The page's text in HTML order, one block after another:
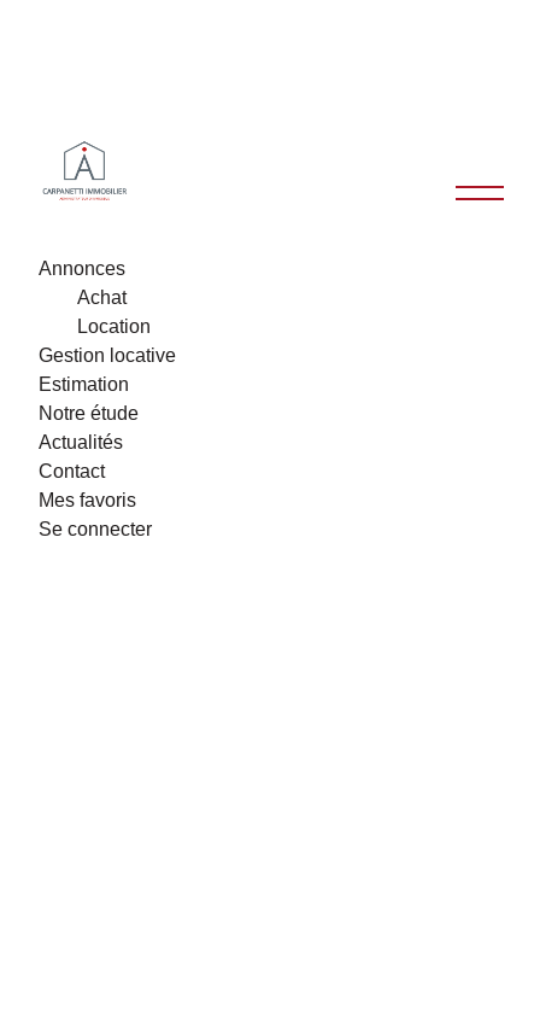
Annonces
Achat
Location
Gestion locative
Estimation
Notre étude
Actualités
Contact
Mes favoris
Se connecter